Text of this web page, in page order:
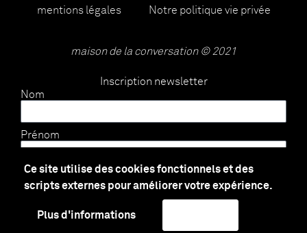
Ce site utilise des cookies fonctionnels et des
scripts externes pour améliorer votre expérience.
Plus d'informations
mentions légales Notre politique vie privée
maison de la conversation © 2021
Inscription newsletter
Nom
Prénom
E-mail